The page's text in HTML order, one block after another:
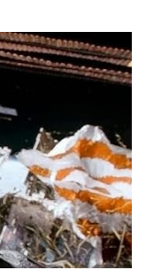
práznin pod
udržet statut
dokáží natočit solidní
na venkov. Veškeré